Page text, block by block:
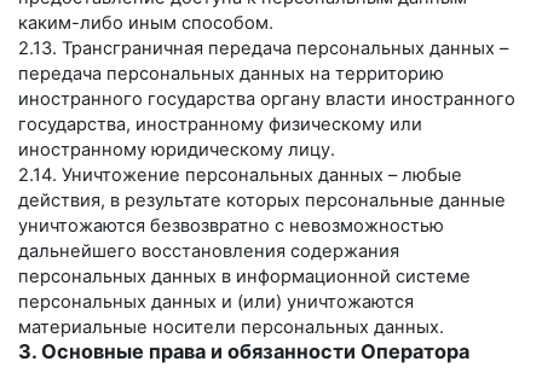
каким-либо иным способом.
2.13. Трансграничная передача персональных данных –
передача персональных данных на территорию
иностранного государства органу власти иностранного
государства, иностранному физическому или
иностранному юридическому лицу.
2.14. Уничтожение персональных данных – любые
действия, в результате которых персональные данные
уничтожаются безвозвратно с невозможностью
дальнейшего восстановления содержания
персональных данных в информационной системе
персональных данных и (или) уничтожаются
материальные носители персональных данных.
3. Основные права и обязанности Оператора